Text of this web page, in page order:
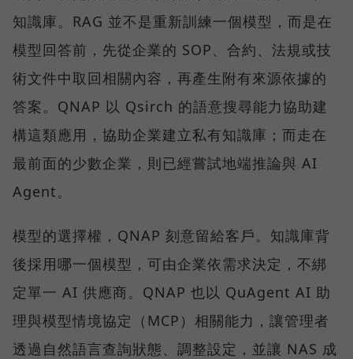
知識庫。RAG 並不是重新訓練一個模型，而是在
模型回答前，先從企業的 SOP、合約、法規或技
術文件中取回相關內容，再產生附有來源依據的
答案。QNAP 以 Qsirch 的語意搜尋能力協助建
構這類應用，協助企業建立私有知識庫；而走在
最前面的少數企業，則已經嘗試地端推論與 AI
Agent。
模型的選擇權，QNAP 刻意留給客戶。知識庫背
後採用哪一個模型，可由企業依需求決定，不綁
定單一 AI 供應商。QNAP 也以 QuAgent AI 助
理與模型情境協定（MCP）相關能力，讓管理者
透過自然語言查詢狀態、調整設定，並讓 NAS 成